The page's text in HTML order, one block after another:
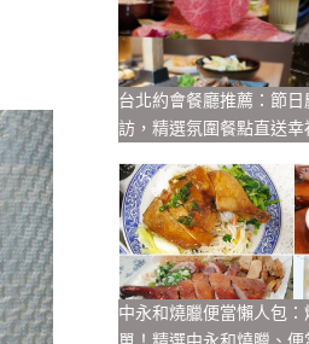
台北約會餐廳推薦：節
訪，精選氛圍餐點直送幸
中永和燒臘便當懶人包